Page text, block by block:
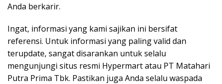
Anda berkarir.
Ingat, informasi yang kami sajikan ini bersifat
referensi. Untuk informasi yang paling valid dan
terupdate, sangat disarankan untuk selalu
mengunjungi situs resmi Hypermart atau PT Matahari
Putra Prima Tbk. Pastikan juga Anda selalu waspada